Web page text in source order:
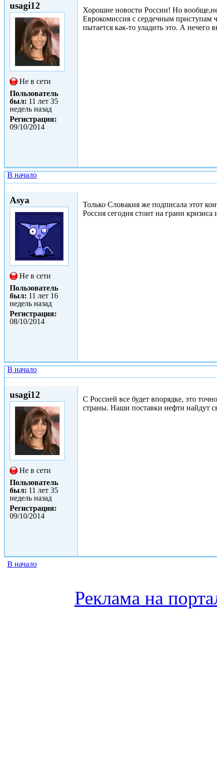
usagi12
Не в сети
Пользователь
был: 11 лет 35
недель назад
Регистрация:
09/10/2014
Хорошие новости России! Но вообще,не
Еврокомиссия с сердечным приступам
пытается как-то уладить это. А нечего
В начало
Asya
Не в сети
Пользователь
был: 11 лет 16
недель назад
Регистрация:
08/10/2014
Только Словакия же подписала этот
Россия сегодня стоит на грани
В начало
usagi12
Не в сети
Пользователь
был: 11 лет 35
недель назад
Регистрация:
09/10/2014
С Россией все будет впорядке, это
страны. Наши поставки нефти найдут
В начало
Реклама на